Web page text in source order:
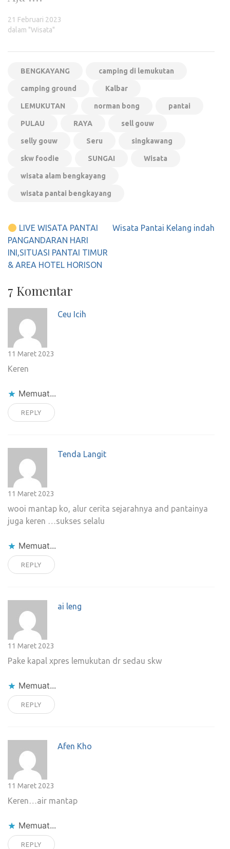
21 Februari 2023
dalam "Wisata"
BENGKAYANG camping di lemukutan
camping ground Kalbar
LEMUKUTAN norman bong pantai
PULAU RAYA sell gouw
selly gouw Seru singkawang
skw foodie SUNGAI Wisata
wisata alam bengkayang
wisata pantai bengkayang
Navigasi
pos
LIVE WISATA PANTAI
PANGANDARAN HARI
INI,SITUASI PANTAI TIMUR
& AREA HOTEL HORISON
Wisata Pantai Kelang indah
7 Komentar
Ceu Icih
11 Maret 2023
Keren
Memuat...
REPLY
Tenda Langit
11 Maret 2023
wooi mantap ko, alur cerita sejarahnya and pantainya
juga keren …sukses selalu
Memuat...
REPLY
ai leng
11 Maret 2023
Pake kapal xpres lemukutan dr sedau skw
Memuat...
REPLY
Afen Kho
11 Maret 2023
Keren…air mantap
Memuat...
REPLY